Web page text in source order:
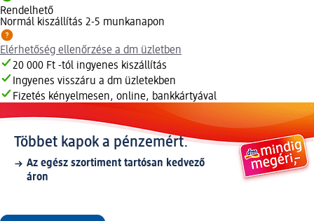
Rendelhető
Normál kiszállítás 2-5 munkanapon
Elérhetőség ellenőrzése a dm üzletben
20 000 Ft -tól ingyenes kiszállítás
Ingyenes visszáru a dm üzletekben
Fizetés kényelmesen, online, bankkártyával
Többet kapok a pénzemért.
Az egész szortiment tartósan kedvező
áron